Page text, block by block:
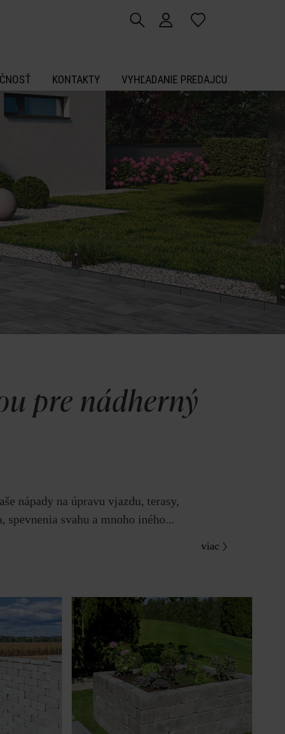
KONTAKTY VYHĽADANIE PREDAJCU
pre nádherný
nápady na úpravu vjazdu, terasy,
svahu a mnoho iného...
viac